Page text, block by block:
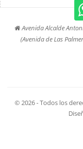
Avenida Alcalde
(Avenida de Las
© 2026 - Todos los